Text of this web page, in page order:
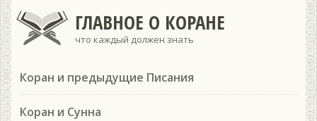
ГЛАВНОЕ О КОРАНЕ
что каждый должен знать
Коран и предыдущие Писания
Коран и Сунна